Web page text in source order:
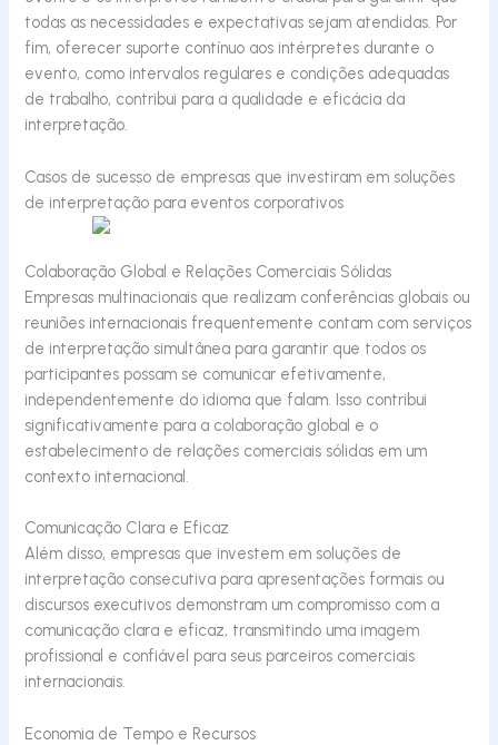
todas as necessidades e expectativas sejam atendidas. Por
fim, oferecer suporte contínuo aos intérpretes durante o
evento, como intervalos regulares e condições adequadas
de trabalho, contribui para a qualidade e eficácia da
interpretação.
Casos de sucesso de empresas que investiram em soluções
de interpretação para eventos corporativos
Colaboração Global e Relações Comerciais Sólidas
Empresas multinacionais que realizam conferências globais ou
reuniões internacionais frequentemente contam com serviços
de interpretação simultânea para garantir que todos os
participantes possam se comunicar efetivamente,
independentemente do idioma que falam. Isso contribui
significativamente para a colaboração global e o
estabelecimento de relações comerciais sólidas em um
contexto internacional.
Comunicação Clara e Eficaz
Além disso, empresas que investem em soluções de
interpretação consecutiva para apresentações formais ou
discursos executivos demonstram um compromisso com a
comunicação clara e eficaz, transmitindo uma imagem
profissional e confiável para seus parceiros comerciais
internacionais.
Economia de Tempo e Recursos